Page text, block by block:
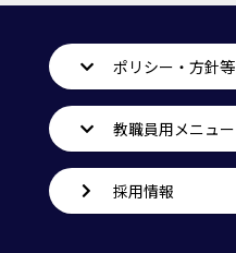
ポリシー・方針等
教職員用メニュー
採用情報